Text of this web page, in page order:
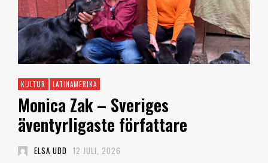
KULTUR LATINAMERIKA
Monica Zak – Sveriges
äventyrligaste författare
ELSA UDD 12 JULI, 2026